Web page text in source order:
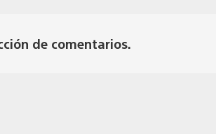
de comentarios.